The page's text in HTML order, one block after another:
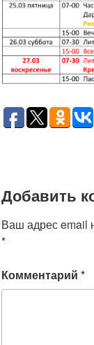
Добавить
Ваш адрес email
*
Комментарий *